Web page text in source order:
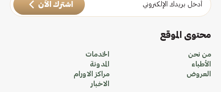
اشترك الآن
محتوى الموقع
من نحن
الأطباء
العروض
الخدمات
المدونة
مراكز الاورام
الاخبار